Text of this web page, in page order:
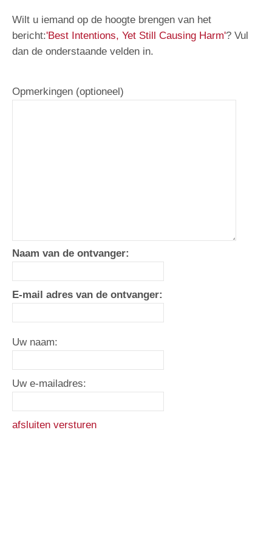
Wilt u iemand op de hoogte brengen van het
bericht:'Best Intentions, Yet Still Causing Harm'? Vul
dan de onderstaande velden in.
Opmerkingen (optioneel)
Naam van de ontvanger:
E-mail adres van de ontvanger:
Uw naam:
Uw e-mailadres:
afsluiten versturen